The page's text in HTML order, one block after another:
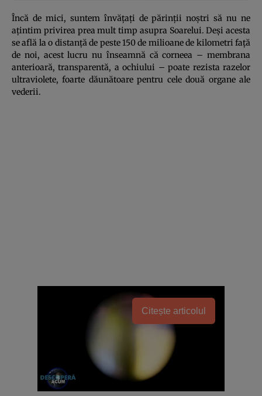
Încă de mici, suntem învăţaţi de părinţii noştri să nu ne
aţintim privirea prea mult timp asupra Soarelui. Deşi acesta
se află la o distanţă de peste 150 de milioane de kilometri faţă
de noi, acest lucru nu înseamnă că corneea – membrana
anterioară, transparentă, a ochiului – poate rezista razelor
ultraviolete, foarte dăunătoare pentru cele două organe ale
vederii.
Citește articolul